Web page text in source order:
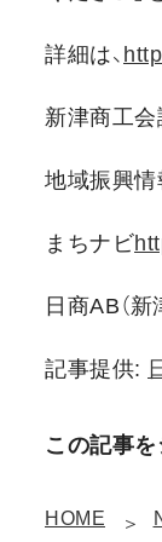
詳細は、
新津商工会
地域振興情
まちナビ
日商AB（新
記事提供:
この記事
HOME